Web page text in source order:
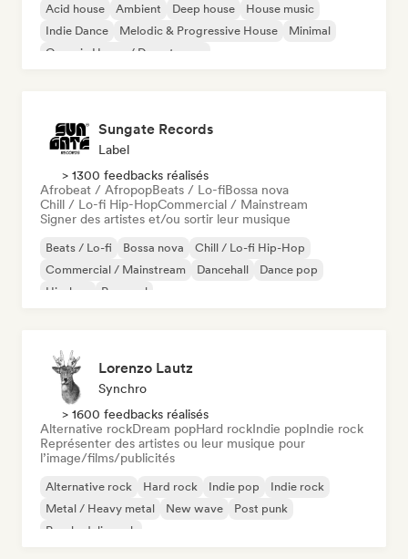
Acid house Ambient Deep house
House music
Indie Dance
Melodic & Progressive House
Minimal
Organic House / Downtempo
Sungate Records
Label
> 1300 feedbacks réalisés
Afrobeat / AfropopBeats / Lo-fiBossa nova
Chill / Lo-fi Hip-HopCommercial / Mainstream
Signer des artistes et/ou sortir leur musique
Beats / Lo-fi Bossa nova
Chill / Lo-fi Hip-Hop
Commercial / Mainstream
Dancehall
Dance pop
Hip-hop
Pop soul
Lorenzo Lautz
Synchro
> 1600 feedbacks réalisés
Alternative rockDream popHard rockIndie popIndie rock
Représenter des artistes ou leur musique pour
l’image/films/publicités
Alternative rock Hard rock Indie pop
Indie rock
Metal / Heavy metal
New wave
Post punk
Psychedelic rock